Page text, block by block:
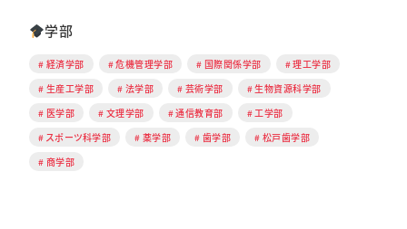
学部
経済学部 危機管理学部 国際関係学部
理工学部
生産工学部
法学部 芸術学部
生物資源科学部
医学部
文理学部 通信教育部
工学部
スポーツ科学部
薬学部 歯学部
松戸歯学部
商学部